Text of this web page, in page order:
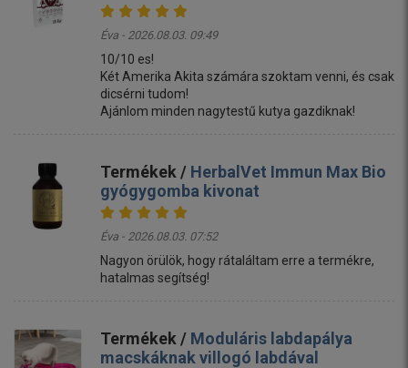
Éva - 2026.08.03. 09:49
10/10 es!
Két Amerika Akita számára szoktam venni, és csak
dicsérni tudom!
Ajánlom minden nagytestű kutya gazdiknak!
Termékek / HerbalVet Immun Max Bio
gyógygomba kivonat
Éva - 2026.08.03. 07:52
Nagyon örülök, hogy rátaláltam erre a termékre,
hatalmas segítség!
Termékek / Moduláris labdapálya
macskáknak villogó labdával